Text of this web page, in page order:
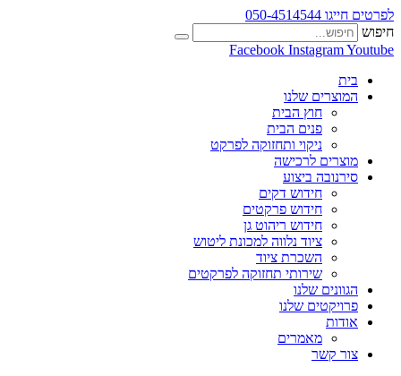
לפרטים חייגו 050-4514544
חיפוש
Facebook InstagramYoutube
בית
המוצרים שלנו
חוץ הבית
פנים הבית
ניקוי ותחזוקה לפרקט
מוצרים לרכישה
סירנובה ביצוע
חידוש דקים
חידוש פרקטים
חידוש ריהוט גן
ציוד נלווה למכונת ליטוש
השכרת ציוד
שירותי תחזוקה לפרקטים
הגוונים שלנו
פרויקטים שלנו
אודות
מאמרים
צור קשר